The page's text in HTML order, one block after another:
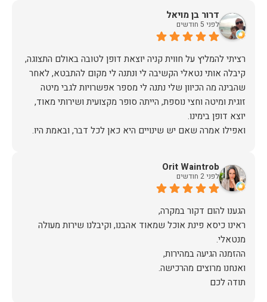
האיכות ברמה גבוהה, העיצוב מהמם, וכל התהליך היה נעים,
אין ספק שעשינו את הבחירה הנכונה. ממליצים מכל הלב לכל מי
דרור בן מויאל
לפני 5 חודשים
רציתי להמליץ על חווית קניה יוצאת דופן לטובה באולם התצוגה,
קיבלה אותי נטאלי הקשיבה לי ונתנה לי מקום להתבטא, לאחר
שהבינה מה הכיוון שלי נתנה לי מספר אפשרויות לגבי מיטה
זוגית ומיטה וחצי נוספת, הייתה סופר מקצועית ושירותי מאוד,
תודה. Orit Waintrob
לפני 2 חודשים
ראינו כיסא פינת אוכל שמאוד אהבנו, וקיבלנו שירות מעולה
תודה לכם